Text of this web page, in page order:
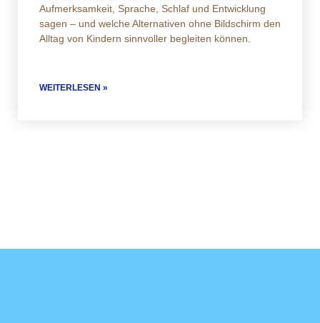
Aufmerksamkeit, Sprache, Schlaf und Entwicklung
sagen – und welche Alternativen ohne Bildschirm den
Alltag von Kindern sinnvoller begleiten können.
WEITERLESEN »